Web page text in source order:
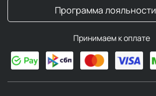
Программа лояльности
Принимаем к оплате